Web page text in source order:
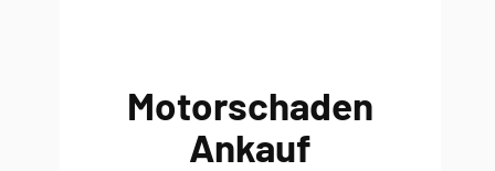
Motorschaden
Ankauf